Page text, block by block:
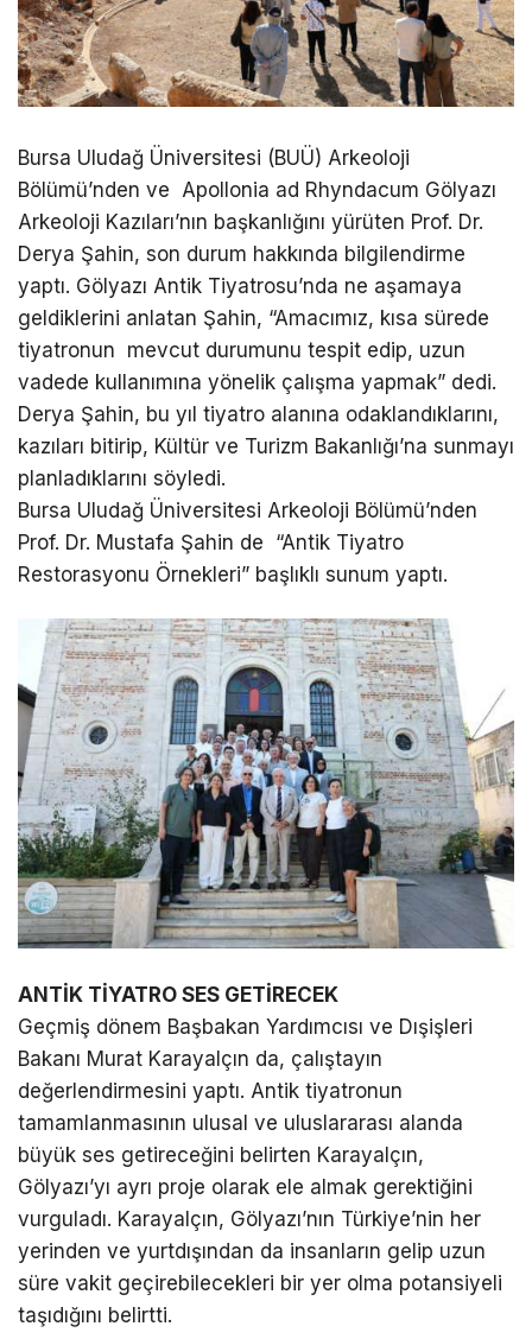
Bursa Uludağ Üniversitesi (BUÜ) Arkeoloji
Bölümü’nden ve Apollonia ad Rhyndacum Gölyazı
Arkeoloji Kazıları’nın başkanlığını yürüten Prof. Dr.
Derya Şahin, son durum hakkında bilgilendirme
yaptı. Gölyazı Antik Tiyatrosu’nda ne aşamaya
geldiklerini anlatan Şahin, “Amacımız, kısa sürede
tiyatronun mevcut durumunu tespit edip, uzun
vadede kullanımına yönelik çalışma yapmak” dedi.
Derya Şahin, bu yıl tiyatro alanına odaklandıklarını,
kazıları bitirip, Kültür ve Turizm Bakanlığı’na sunmayı
planladıklarını söyledi.
Bursa Uludağ Üniversitesi Arkeoloji Bölümü’nden
Prof. Dr. Mustafa Şahin de “Antik Tiyatro
Restorasyonu Örnekleri” başlıklı sunum yaptı.
ANTİK TİYATRO SES GETİRECEK
Geçmiş dönem Başbakan Yardımcısı ve Dışişleri
Bakanı Murat Karayalçın da, çalıştayın
değerlendirmesini yaptı. Antik tiyatronun
tamamlanmasının ulusal ve uluslararası alanda
büyük ses getireceğini belirten Karayalçın,
Gölyazı’yı ayrı proje olarak ele almak gerektiğini
vurguladı. Karayalçın, Gölyazı’nın Türkiye’nin her
yerinden ve yurtdışından da insanların gelip uzun
süre vakit geçirebilecekleri bir yer olma potansiyeli
taşıdığını belirtti.